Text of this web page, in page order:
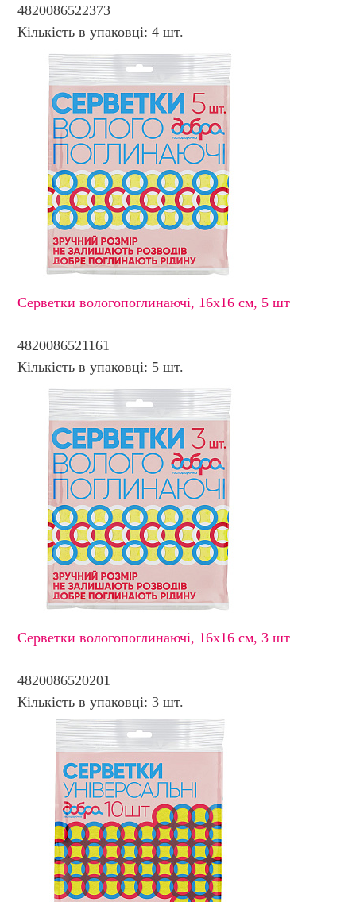
4820086522373
Кількість в упаковці: 4 шт.
Серветки вологопоглинаючi, 16х16 см, 5 шт
4820086521161
Кількість в упаковці: 5 шт.
Серветки вологопоглинаючi, 16х16 см, 3 шт
4820086520201
Кількість в упаковці: 3 шт.